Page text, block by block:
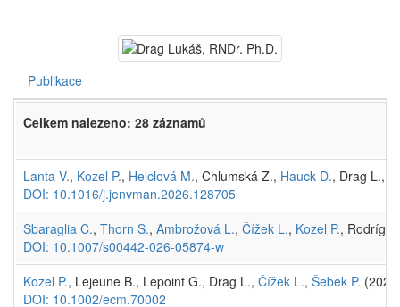
Publikace
Celkem nalezeno: 28 záznamů
Lanta V., Kozel P., Helclová M., Chlumská Z., Hauck D., Drag L.,
DOI: 10.1016/j.jenvman.2026.128705
Sbaraglia C., Thorn S., Ambrožová L., Čížek L., Kozel P.,
DOI: 10.1007/s00442-026-05874-w
Kozel P., Lejeune B., Lepoint G., Drag L., Čížek L., Šebek P.
DOI: 10.1002/ecm.70002